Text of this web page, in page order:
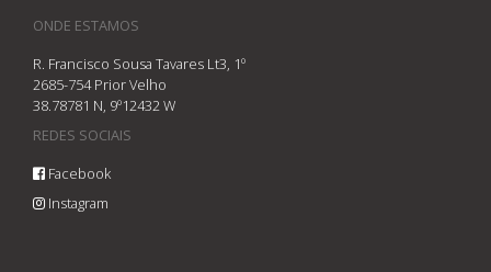
ONDE ESTAMOS
R. Francisco Sousa Tavares Lt3, 1º
2685-754 Prior Velho
38.78781 N, 9º12432 W
REDES SOCIAIS
Facebook
Instagram